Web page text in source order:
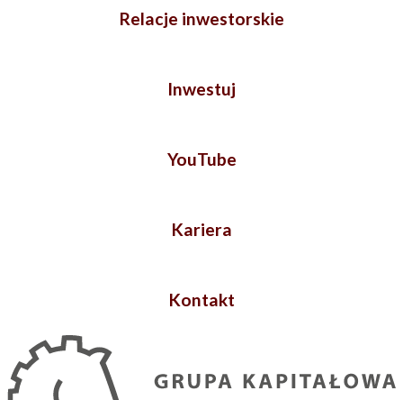
Relacje inwestorskie
Inwestuj
YouTube
Kariera
Kontakt